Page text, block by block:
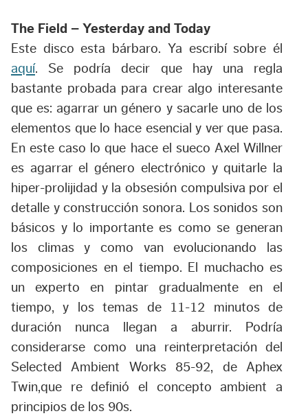
The Field – Yesterday and Today
Este disco esta bárbaro. Ya escribí sobre él
aquí. Se podría decir que hay una regla
bastante probada para crear algo interesante
que es: agarrar un género y sacarle uno de los
elementos que lo hace esencial y ver que pasa.
En este caso lo que hace el sueco Axel Willner
es agarrar el género electrónico y quitarle la
hiper-prolijidad y la obsesión compulsiva por el
detalle y construcción sonora. Los sonidos son
básicos y lo importante es como se generan
los climas y como van evolucionando las
composiciones en el tiempo. El muchacho es
un experto en pintar gradualmente en el
tiempo, y los temas de 11-12 minutos de
duración nunca llegan a aburrir. Podría
considerarse como una reinterpretación del
Selected Ambient Works 85-92, de Aphex
Twin,que re definió el concepto ambient a
principios de los 90s.